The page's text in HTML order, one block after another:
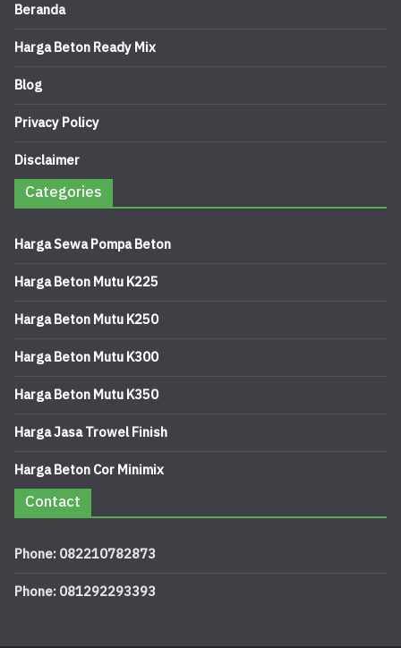
Beranda
Harga Beton Ready Mix
Blog
Privacy Policy
Disclaimer
Categories
Harga Sewa Pompa Beton
Harga Beton Mutu K225
Harga Beton Mutu K250
Harga Beton Mutu K300
Harga Beton Mutu K350
Harga Jasa Trowel Finish
Harga Beton Cor Minimix
Contact
Phone: 082210782873
Phone: 081292293393